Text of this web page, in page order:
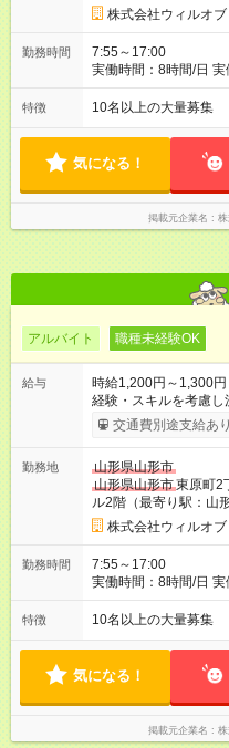
株式会社ウィルオブ
勤務時間
7:55～17:00
実働時間：8時間/日
あり（有給） 残業月5
特徴 10名以上の大量募集
気になる！
掲載元企業名
アルバイト 職種未経験OK
給与
時給1,200円～1,300円
経験・スキルを考慮し決定いたしま
り 試用期間の長さ：1
す。
交通費別途支給あり
勤務地
山形県山形市
山形県山形市東原町2
ル2階（最寄り駅：山形
株式会社ウィルオブ
勤務時間
7:55～17:00
実働時間：8時間/日
あり（有給） 残業月5
特徴 10名以上の大量募集
気になる！
掲載元企業名